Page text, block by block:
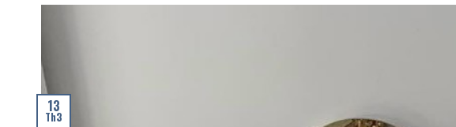
13
Th3